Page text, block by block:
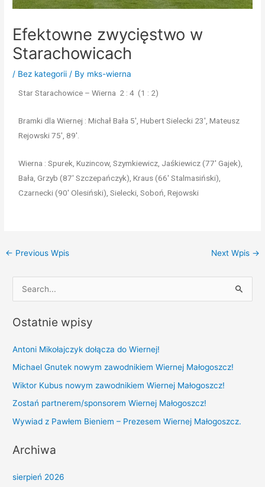
Efektowne zwycięstwo w
Starachowicach
/ Bez kategorii / By mks-wierna
Star Starachowice – Wierna 2 : 4 (1 : 2)
Bramki dla Wiernej : Michał Bała 5′, Hubert Sielecki 23′, Mateusz
Rejowski 75′, 89′.
Wierna : Spurek, Kuzincow, Szymkiewicz, Jaśkiewicz (77′ Gajek),
Bała, Grzyb (87′ Szczepańczyk), Kraus (66′ Stalmasiński),
Czarnecki (90′ Olesiński), Sielecki, Soboń, Rejowski
← Previous Wpis Next Wpis →
a
c
h
f
o
r
Ostatnie wpisy
Antoni Mikołajczyk dołącza do Wiernej!
Michael Gnutek nowym zawodnikiem Wiernej Małogoszcz!
Wiktor Kubus nowym zawodnikiem Wiernej Małogoszcz!
Zostań partnerem/sponsorem Wiernej Małogoszcz!
Wywiad z Pawłem Bieniem – Prezesem Wiernej Małogoszcz.
Archiwa
sierpień 2026